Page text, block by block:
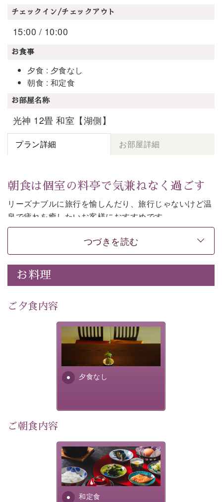
チェックイン/チェックアウト
15:00 / 10:00
お食事
夕食 : 夕食なし
朝食 : 和定食
お部屋名称
光神 12畳 和室【湖側】
プラン詳細 お部屋詳細
朝食は個室の料亭で気兼ねなく過ごす
リーズナブルに旅行を愉しんだり、旅行じゃないけど温
泉で疲れを癒したいお客様におすすめです。
ご朝食は個室の料亭で気兼ねなくお食事をお愉しみくだ
-----------【安心への取り組み】----------
個室料亭、貸切風呂のご利用が可能な上、 安心安全にご
滞在いただけるよう
30項目以上からなる独自の衛生・消毒プログラムの基、
徹底した衛生管理を行っております。
-------------------------------------------------
・朝食は個室料亭で個室食
・諏訪大社4社を巡る無料参拝バス（事前予約制）
・館内着をご用意
・館内フリーWi-Fi
・駐車場完備
・個室料亭で個室食
・朝食はこだわりの味噌汁をはじめとした和定食
つづきを読む
お料理
ご夕食内容
夕食なし
夕食なしご夕食を追加される
場合は、二食付きのプランを
お選びくださいませ。
ご朝食内容
和定食
さっぱりとした和食膳に使わ
れる食材は、諏訪の名産品を
ふんだんに取り入れ、安心・
安全を心掛けた長野県産...